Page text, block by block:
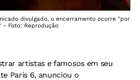
divulgado, o encerramento ocorre "por
- Foto: Reprodução
artistas e famosos em seu
Paris 6, anunciou o